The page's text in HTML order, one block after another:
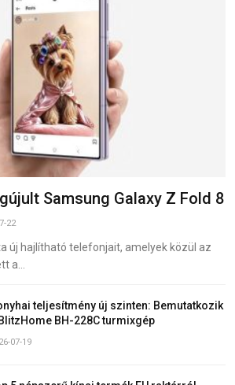
Samsung Galaxy Z Fold 8
22
új hajlítható telefonjait, amelyek közül az
a…
teljesítmény új szinten: Bemutatkozik
BH-228C turmixgép
07-19